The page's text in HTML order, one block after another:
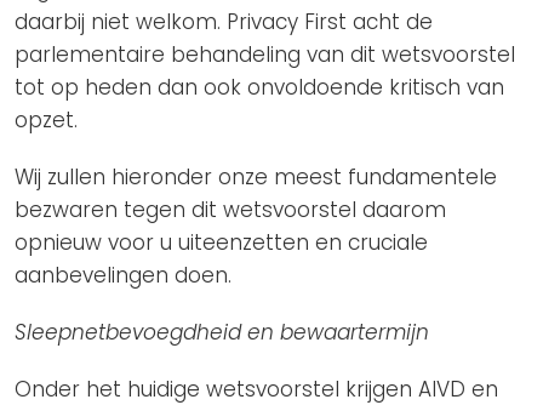
daarbij niet welkom. Privacy First acht de
parlementaire behandeling van dit wetsvoorstel
tot op heden dan ook onvoldoende kritisch van
opzet.
Wij zullen hieronder onze meest fundamentele
bezwaren tegen dit wetsvoorstel daarom
opnieuw voor u uiteenzetten en cruciale
aanbevelingen doen.
Sleepnetbevoegdheid en bewaartermijn
Onder het huidige wetsvoorstel krijgen AIVD en